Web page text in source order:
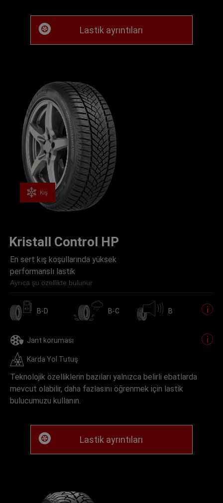
Lastik ayrıntıları
Kış
Kristall Control HP
En sert kış koşullarında yüksek
performanslı lastik
Ayrıca şu özellikte bulunur
B-D B-C B
Jant koruması
Karda Yol Tutuş
Teknolojik özelliklerin bazıları yalnızca belirli ebatlarda
mevcut olabilir, daha fazlasını öğrenmek için lastik
bulucumuzu kullanın.
Lastik ayrıntıları